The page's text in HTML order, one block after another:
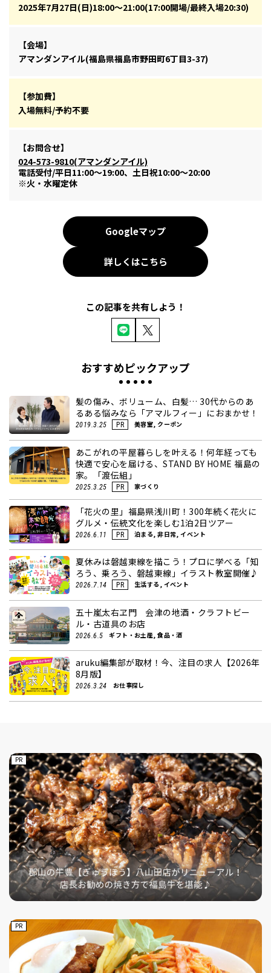
2025年7月27日(日)18:00～21:00(17:00開場/最終入場20:30)
【会場】
アマンダンアイル(福島県福島市野田町6丁目3-37)
【参加費】
入場無料/予約不要
【お問合せ】
024-573-9810(アマンダンアイル)
電話受付/平日11:00～19:00、土日祝10:00～20:00
※火・水曜定休
Googleマップ
詳しくはこちら
この記事を共有しよう！
おすすめピックアップ
髪の傷み、ボリューム、白髪… 30代からのあ
るある悩みなら「アマルフィー」におまかせ！
2019.3.25 PR 美容室, クーポン
あこがれの平屋暮らしを叶える！何年経っても
快適で安心を届ける、STAND BY HOME 福島の
家。「渡伝組」
2025.3.25 PR 家づくり
「花火の里」福島県浅川町！300年続く花火に
グルメ・伝統文化を楽しむ1泊2日ツアー
2026.6.11 PR 泊まる, 非日常, イベント
夏休みは磐越東線を描こう！プロに学べる「知
ろう、乗ろう、磐越東線」イラスト教室開催♪
2026.7.14 PR 生活する, イベント
五十嵐太右ヱ門 会津の地酒・クラフトビー
ル・古道具のお店
2026.6.5 ギフト・お土産, 食品・酒
aruku編集部が取材！今、注目の求人【2026年
8月版】
2026.3.24 お仕事探し
PR
PR